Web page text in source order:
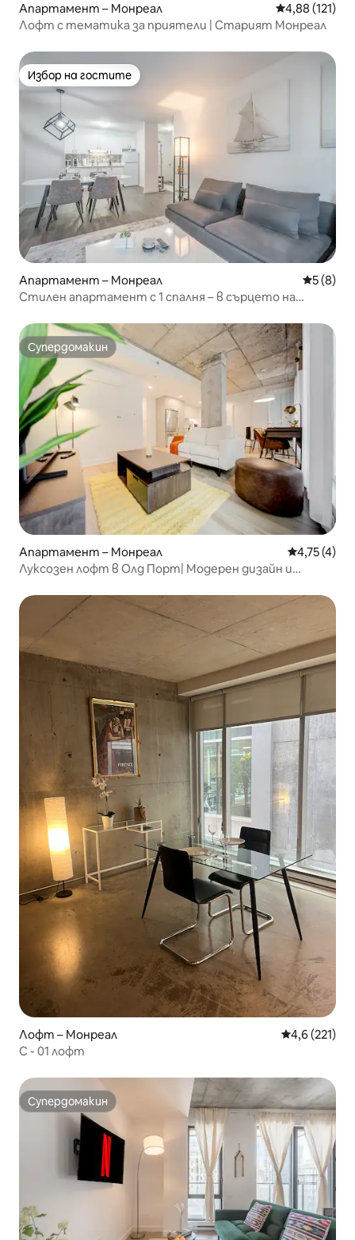
Апартамент – Монреал Средна
4,88 (121)
Лофт с тематика за приятели | Старият Монреал
Избор на гостите
Избор на гостите
Апартамент – Монреал Средна
5 (8)
Стилен апартамент с 1 спалня – в сърцето на
пристанище
Супердомакин
Супердомакин
Апартамент – Монреал Средна
4,75 (4)
Луксозен лофт в Олд Порт| Модерен дизайн и
Лофт – Монреал Средна
4,6 (221)
C - 01 лофт
Супердомакин
Супердомакин